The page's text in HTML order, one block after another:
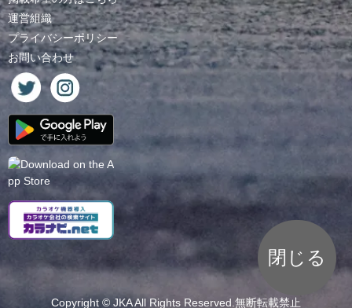
運営組織
プライバシーポリシー
お問い合わせ
Copyright © JKAAll Rights Reserved.無断転載禁止
閉じる